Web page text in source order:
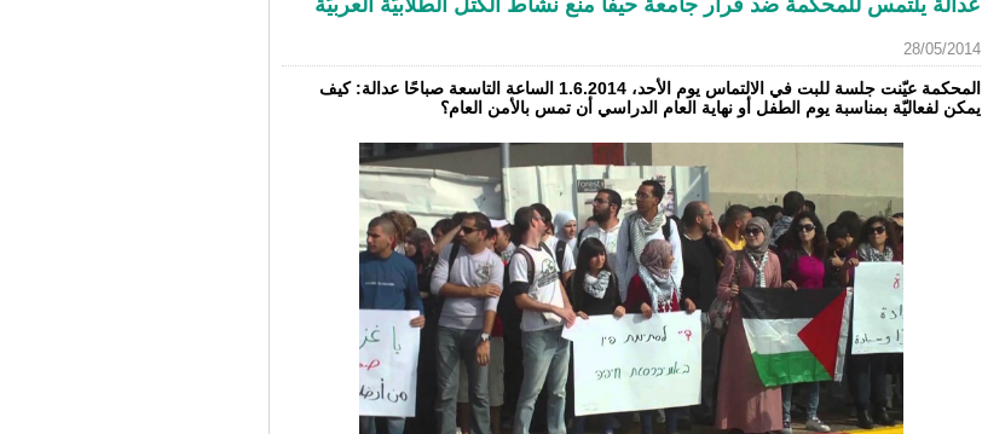
عدالة يلتمس للمحكمة ضد قرار جامعة حيفا منع نشاط الكتل الطلابيّة العربيّة
28/05/2014
المحكمة عيّنت جلسة للبت في الالتماس يوم الأحد، 1.6.2014 الساعة التاسعة صباحًا عدالة: كيف
يمكن لفعاليّة بمناسبة يوم الطفل أو نهاية العام الدراسي أن تمس بالأمن العام؟